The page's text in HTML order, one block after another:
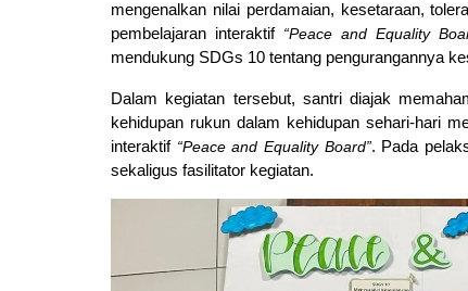
mengenalkan nilai perdamaian, kesetaraan,
pembelajaran interaktif “Peace and Equality
mendukung SDGs 10 tentang pengurangannya
Dalam kegiatan tersebut, santri diajak
kehidupan rukun dalam kehidupan sehari-hari
interaktif “Peace and Equality Board”. Pada
sekaligus fasilitator kegiatan.